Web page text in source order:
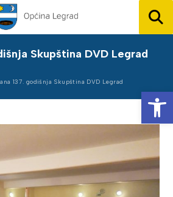
Skupština DVD Legrad
137. godišnja Skupština DVD Legrad